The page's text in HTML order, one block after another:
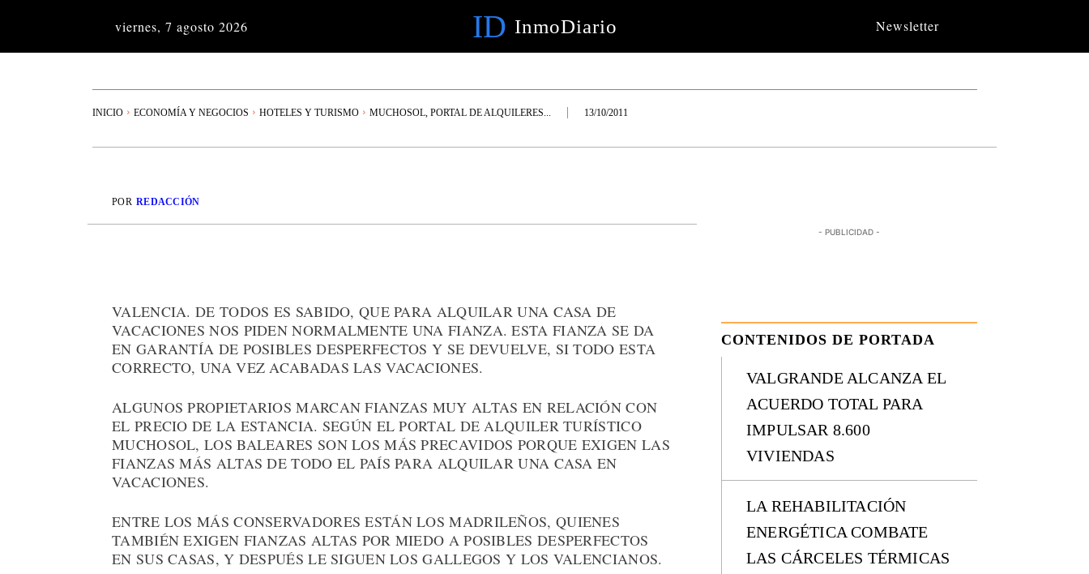
viernes, 7 agosto 2026 ID InmoDiario Newsletter
INICIO ECONOMÍA Y NEGOCIOS HOTELES Y TURISMO MUCHOSOL, PORTAL DE ALQUILERES... 13/10/2011
POR REDACCIÓN
VALENCIA. DE TODOS ES SABIDO, QUE PARA ALQUILAR UNA CASA DE
VACACIONES NOS PIDEN NORMALMENTE UNA FIANZA. ESTA FIANZA SE DA
EN GARANTÍA DE POSIBLES DESPERFECTOS Y SE DEVUELVE, SI TODO ESTA
CORRECTO, UNA VEZ ACABADAS LAS VACACIONES.
ALGUNOS PROPIETARIOS MARCAN FIANZAS MUY ALTAS EN RELACIÓN CON
EL PRECIO DE LA ESTANCIA. SEGÚN EL PORTAL DE ALQUILER TURÍSTICO
MUCHOSOL, LOS BALEARES SON LOS MÁS PRECAVIDOS PORQUE EXIGEN LAS
FIANZAS MÁS ALTAS DE TODO EL PAÍS PARA ALQUILAR UNA CASA EN
VACACIONES.
ENTRE LOS MÁS CONSERVADORES ESTÁN LOS MADRILEÑOS, QUIENES
TAMBIÉN EXIGEN FIANZAS ALTAS POR MIEDO A POSIBLES DESPERFECTOS
EN SUS CASAS, Y DESPUÉS LE SIGUEN LOS GALLEGOS Y LOS VALENCIANOS.
- PUBLICIDAD -
CONTENIDOS DE PORTADA
VALGRANDE ALCANZA EL
ACUERDO TOTAL PARA
IMPULSAR 8.600
VIVIENDAS
LA REHABILITACIÓN
ENERGÉTICA COMBATE
LAS CÁRCELES TÉRMICAS